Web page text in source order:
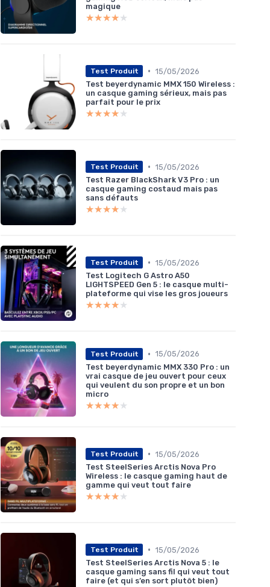
magique
★★★★★
★★★★★
Test Produit • 15/05/2026
Test beyerdynamic MMX 150 Wireless :
un casque gaming sérieux, mais pas
parfait pour le prix
★★★★★
★★★★★
Test Produit • 15/05/2026
Test Razer BlackShark V3 Pro : un
casque gaming costaud mais pas
sans défauts
★★★★★
★★★★★
Test Produit • 15/05/2026
Test Logitech G Astro A50
LIGHTSPEED Gen 5 : le casque multi-
plateforme qui vise les gros joueurs
★★★★★
★★★★★
Test Produit • 15/05/2026
Test beyerdynamic MMX 330 Pro : un
vrai casque de jeu ouvert pour ceux
qui veulent du son propre et un bon
micro
★★★★★
★★★★★
Test Produit • 15/05/2026
Test SteelSeries Arctis Nova Pro
Wireless : le casque gaming haut de
gamme qui veut tout faire
★★★★★
★★★★★
Test Produit • 15/05/2026
Test SteelSeries Arctis Nova 5 : le
casque gaming sans fil qui veut tout
faire (et qui s’en sort plutôt bien)